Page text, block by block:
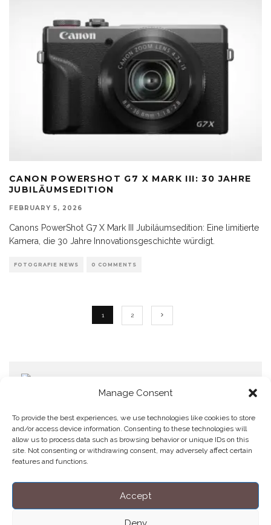
Manage Consent
To provide the best experiences, we use technologies like cookies to store
and/or access device information. Consenting to these technologies will
allow us to process data such as browsing behavior or unique IDs on this
site. Not consenting or withdrawing consent, may adversely affect certain
features and functions.
Accept
CANON POWERSHOT G7 X MARK III: 30 JAHRE
JUBILÄUMSEDITION
FEBRUARY 5, 2026
Canons PowerShot G7 X Mark III Jubiläumsedition: Eine limitierte
Kamera, die 30 Jahre Innovationsgeschichte würdigt.
FOTOGRAFIE NEWS 0 COMMENTS
1 2
Home
Datenschutzerklärung
Impressum
Cookie Policy (EU)